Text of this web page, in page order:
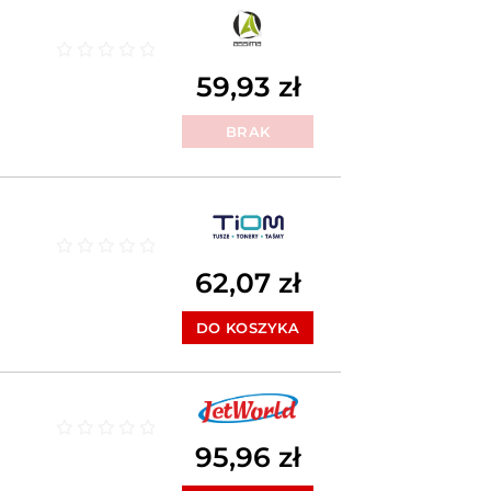
0
59,93 zł
BRAK
62,07 zł
DO KOSZYKA
Oceniono0
95,96 zł